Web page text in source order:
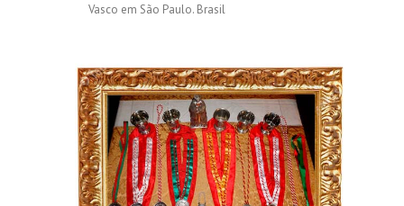
Vasco em São Paulo. Brasil